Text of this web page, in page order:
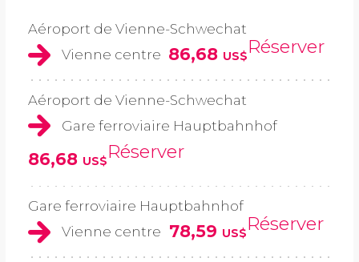
Aéroport de Vienne-Schwechat
Vienne centre 86,68 US$Réserver
Aéroport de Vienne-Schwechat
Gare ferroviaire Hauptbahnhof
86,68 US$Réserver
Gare ferroviaire Hauptbahnhof
Vienne centre 78,59 US$Réserver